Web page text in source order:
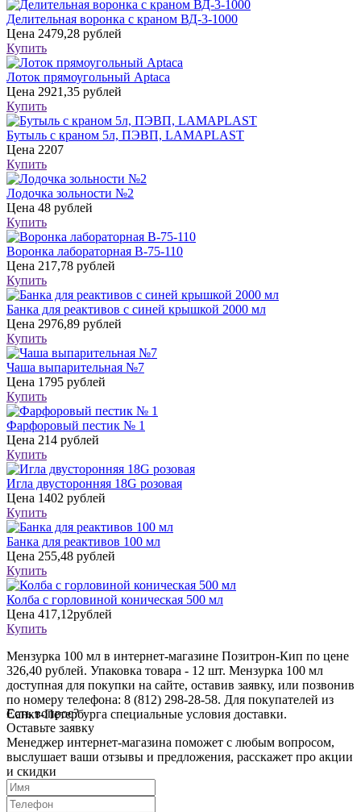
Делительная воронка с краном ВД-3-1000
Цена 2479,28 рублей
Купить
Лоток прямоугольный Aptaca
Цена 2921,35 рублей
Купить
Бутыль с краном 5л, ПЭВП, LAMAPLAST
Цена 2207
Купить
Лодочка зольности №2
Цена 48 рублей
Купить
Воронка лабораторная В-75-110
Цена 217,78 рублей
Купить
Банка для реактивов с синей крышкой 2000 мл
Цена 2976,89 рублей
Купить
Чаша выпарительная №7
Цена 1795 рублей
Купить
Фарфоровый пестик № 1
Цена 214 рублей
Купить
Игла двусторонняя 18G розовая
Цена 1402 рублей
Купить
Банка для реактивов 100 мл
Цена 255,48 рублей
Купить
Колба с горловиной коническая 500 мл
Цена 417,12рублей
Купить
Мензурка 100 мл в интернет-магазине Позитрон-Кип по цене
326,40 рублей. Упаковка товара - 12 шт. Мензурка 100 мл
доступная для покупки на сайте, оставив заявку, или позвонив
по номеру телефона: 8 (812) 298-28-58. Для покупателей из
Санкт-Петербурга специальные условия доставки.
Есть вопрос?
Оставьте заявку
Менеджер интернет-магазина поможет с любым вопросом,
выслушает ваши отзывы и предложения, расскажет про акции
и скидки